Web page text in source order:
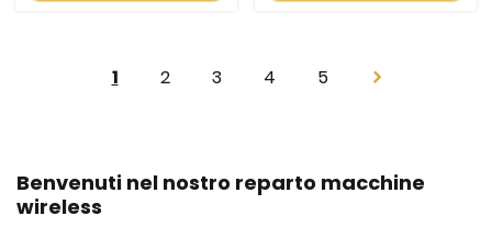
Pagina
Attualmente
la
1 Pagina
2 Pagina
3 Pagina
4 Pagina
5
Benvenuti nel nostro reparto macchine
wireless